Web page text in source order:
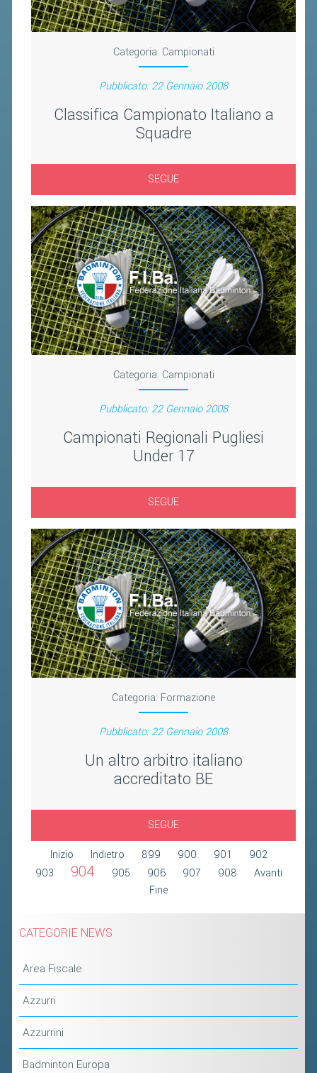
Categoria: Campionati
Pubblicato: 22 Gennaio 2008
Classifica Campionato Italiano a
Squadre
SEGUE
Categoria: Campionati
Pubblicato: 22 Gennaio 2008
Campionati Regionali Pugliesi
Under 17
SEGUE
Categoria: Formazione
Pubblicato: 22 Gennaio 2008
Un altro arbitro italiano
accreditato BE
SEGUE
Inizio
Indietro 899 900 901
902
903
904 905 906 907 908
Avanti
Fine
CATEGORIE NEWS
Area Fiscale
Azzurri
Azzurrini
Badminton Europa
BANDI DI GARA E CONTRATTI
WHISTLEBLOWING
SPORTELLO FISCALE
MODULISTICA
DOCUMENTI E APPROFONDIMENTI
AIRBADMINTON
TAPPE REGIONALI AIRBADMINTON
PICKLEBALL
FIBA PICKLEBALL TOUR
CLASSIFICHE PICKLEBALL
BANDI PUBBLICI
VOLA CON NOI 2026
RIVISTA BADMANIA
2024
2023
2022
2021
2020
2019
2018